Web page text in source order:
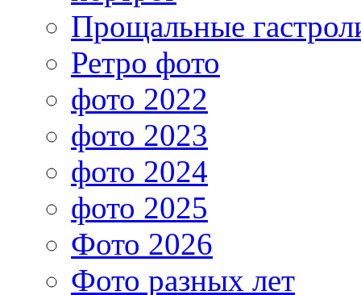
Прощальные
Ретро фото
фото 2022
фото 2023
фото 2024
фото 2025
Фото 2026
Фото разных лет